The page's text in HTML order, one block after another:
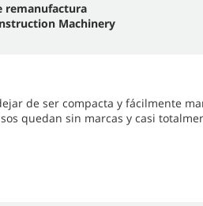
remanufactura
Machinery
de ser compacta y fácilmente
quedan sin marcas y casi